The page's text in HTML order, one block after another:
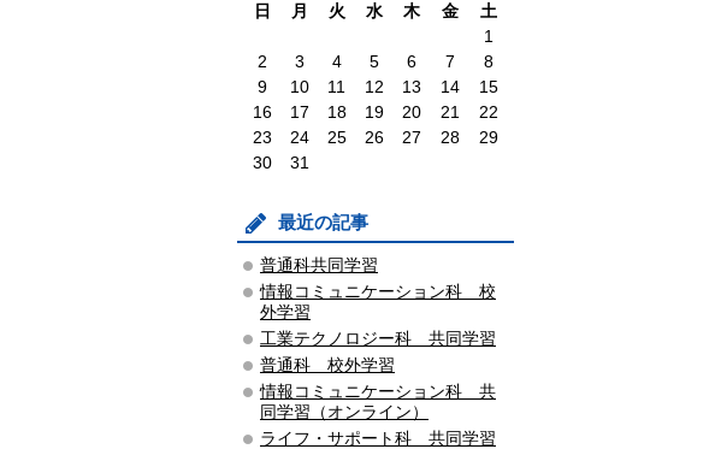
日
月 火 水 木 金
土
1
2
3 4 5 6 7
8
9
10 11 12 13 14
15
16
17 18 19 20 21
22
23
24 25 26 27 28
29
30
31
最近の記事
普通科共同学習
情報コミュニケーション科 校
外学習
工業テクノロジー科 共同学習
普通科 校外学習
情報コミュニケーション科 共
同学習（オンライン）
ライフ・サポート科 共同学習